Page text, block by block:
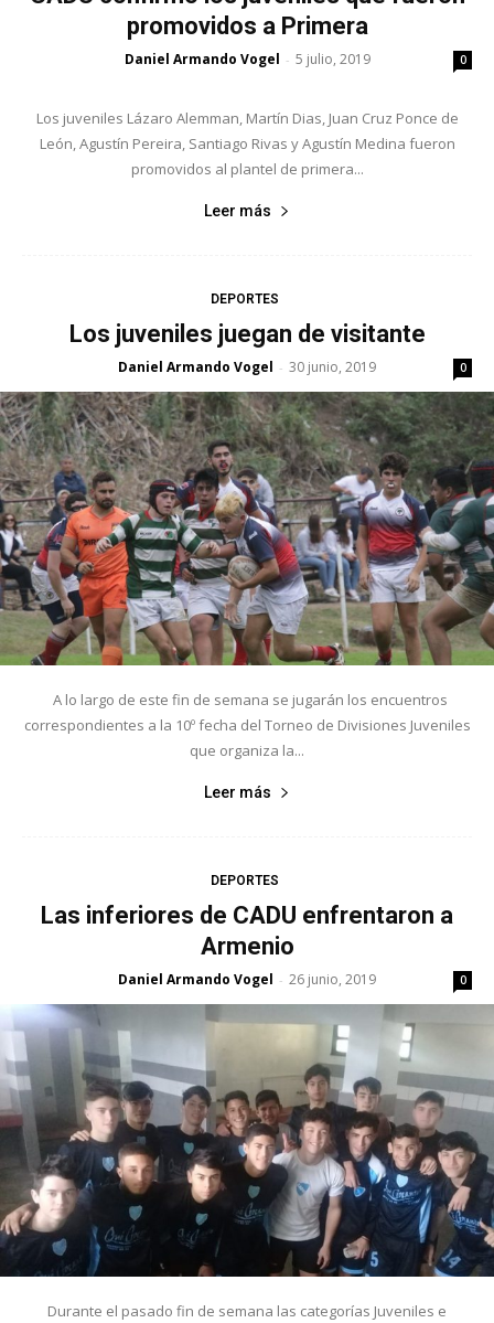
promovidos a Primera
Daniel Armando Vogel - 5 julio, 2019 0
Los juveniles Lázaro Alemman, Martín Dias, Juan Cruz Ponce de
León, Agustín Pereira, Santiago Rivas y Agustín Medina fueron
promovidos al plantel de primera...
Leer más
DEPORTES
Los juveniles juegan de visitante
Daniel Armando Vogel - 30 junio, 2019 0
A lo largo de este fin de semana se jugarán los encuentros
correspondientes a la 10º fecha del Torneo de Divisiones Juveniles
que organiza la...
Leer más
DEPORTES
Las inferiores de CADU enfrentaron a
Armenio
Daniel Armando Vogel - 26 junio, 2019 0
Durante el pasado fin de semana las categorías Juveniles e